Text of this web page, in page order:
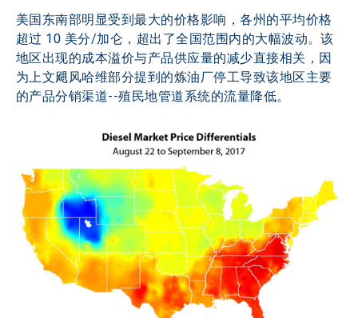
美国东南部明显受到最大的价格影响，各州的平均价格
超过 10 美分/加仑，超出了全国范围内的大幅波动。该
地区出现的成本溢价与产品供应量的减少直接相关，因
为上文飓风哈维部分提到的炼油厂停工导致该地区主要
的产品分销渠道--殖民地管道系统的流量降低。